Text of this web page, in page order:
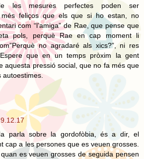
les mesures perfectes poden ser
més feliços que els que si ho estan, no
com “l’amiga” de Rae, que pense que
pols, perquè Rae en cap moment li
no agradaré als xics?”, ni res
Espere que en un temps pròxim la gent
aquesta pressió social, que no fa més que
9.12.17
parla sobre la gordofòbia, és a dir, el
cap a les persones que es veuen grosses.
es veuen grosses de seguida pensen